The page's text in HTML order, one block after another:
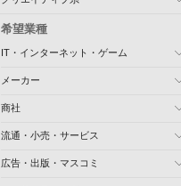
希望業種
IT・インターネット・ゲーム
メーカー
商社
流通・小売・サービス
広告・出版・マスコミ